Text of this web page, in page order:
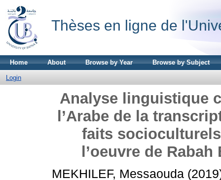
Thèses en ligne de
Home About Browse by Year Browse by Subject
Login
Analyse linguistique
l’Arabe de la
faits
l’oeuvre de
MEKHILEF, Messaouda